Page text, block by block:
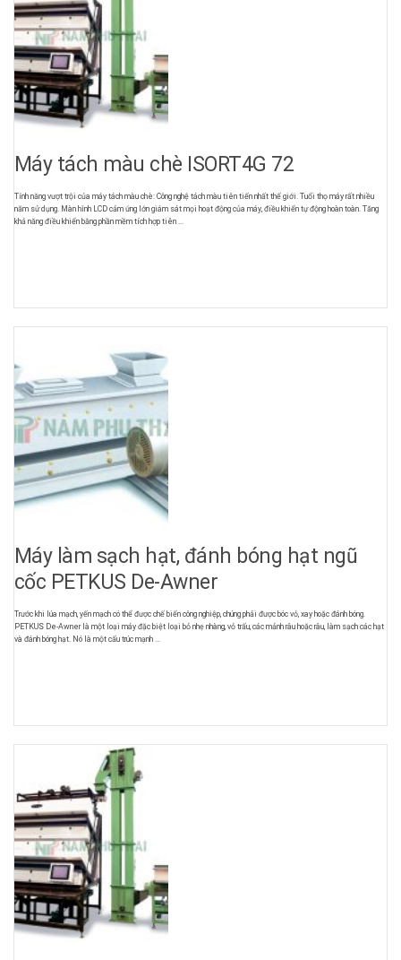
Máy tách màu chè ISORT4G 72
Tính năng vượt trội của máy tách màu chè: Công nghệ tách màu tiên tiến nhất thế giới. Tuổi thọ máy rất nhiều
năm sử dụng. Màn hình LCD cảm ứng lớn giám sát mọi hoạt động của máy, điều khiển tự động hoàn toàn. Tăng
khả năng điều khiển bằng phần mềm tích hợp tiên ...
Máy làm sạch hạt, đánh bóng hạt ngũ
cốc PETKUS De-Awner
Trước khi lúa mạch, yến mạch có thể được chế biến công nghiệp, chúng phải được bóc vỏ, xay hoặc đánh bóng.
PETKUS De-Awner là một loại máy đặc biệt loại bỏ nhẹ nhàng, vỏ trấu, các mảnh râu hoặc râu, làm sạch các hạt
và đánh bóng hạt. Nó là một cấu trúc mạnh ...